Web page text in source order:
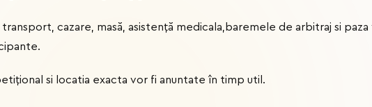
cazare, masă, asistență medicala,baremele de arbitraj si
si locatia exacta vor fi anuntate în timp util.